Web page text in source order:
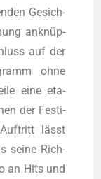
Gesich­
anknüp­
auf der
ohne
eine eta­
der Fes­ti­
lässt
sei­ne Rich­
an Hits und